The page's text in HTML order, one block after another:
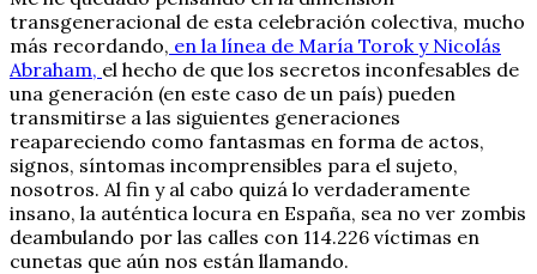
transgeneracional de esta celebración colectiva, mucho
más recordando, en la línea de María Torok y Nicolás
Abraham, el hecho de que los secretos inconfesables de
una generación (en este caso de un país) pueden
transmitirse a las siguientes generaciones
reapareciendo como fantasmas en forma de actos,
signos, síntomas incomprensibles para el sujeto,
nosotros. Al fin y al cabo quizá lo verdaderamente
insano, la auténtica locura en España, sea no ver zombis
deambulando por las calles con 114.226 víctimas en
cunetas que aún nos están llamando.